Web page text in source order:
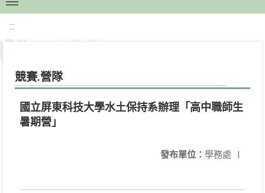
:::
競賽.營隊
國立屏東科技大學水土保持系辦理「高中職師生
暑期營」
發布單位： 學務處 |